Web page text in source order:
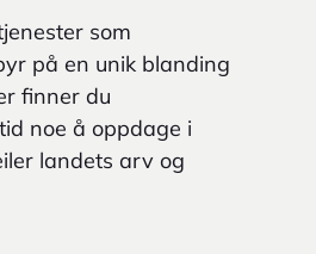
som
på en unik blanding
finner du
noe å oppdage i
landets arv og